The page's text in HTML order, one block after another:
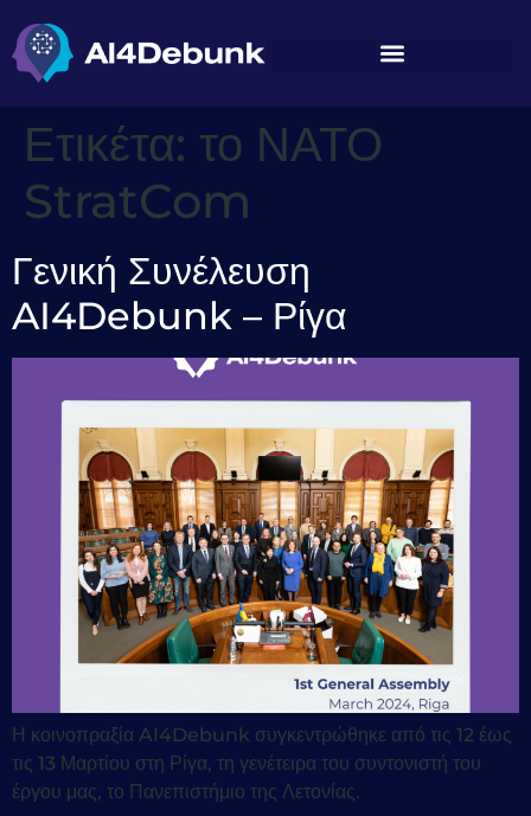
περιεχόμενο
Ετικέτα: το ΝΑΤΟ
StratCom
Γενική Συνέλευση
AI4Debunk – Ρίγα
Η κοινοπραξία AI4Debunk συγκεντρώθηκε από τις 12 έως
τις 13 Μαρτίου στη Ρίγα, τη γενέτειρα του συντονιστή του
έργου μας, το Πανεπιστήμιο της Λετονίας.